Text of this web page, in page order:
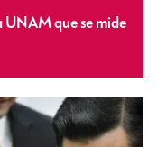
UNAM que se mide